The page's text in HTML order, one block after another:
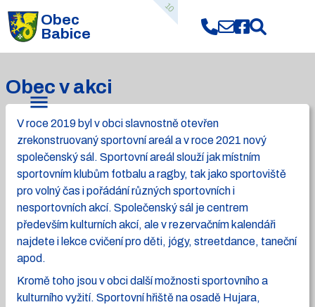
Obec
Babice
10
Obec v akci
V roce 2019 byl v obci slavnostně otevřen
zrekonstruovaný sportovní areál a v roce 2021 nový
společenský sál. Sportovní areál slouží jak místním
sportovním klubům fotbalu a ragby, tak jako sportoviště
pro volný čas i pořádání různých sportovních i
nesportovních akcí. Společenský sál je centrem
především kulturních akcí, ale v rezervačním kalendáři
najdete i lekce cvičení pro děti, jógy, streetdance, taneční
apod.
Kromě toho jsou v obci další možnosti sportovního a
kulturního vyžití. Sportovní hřiště na osadě Hujara,